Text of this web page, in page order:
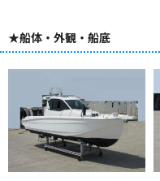
★船体・外観・船底